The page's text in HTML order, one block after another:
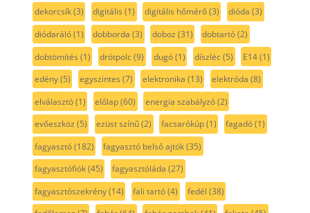
dekorcsík(3) digitális (1) digitális hőmérő(3) dióda (3)
diódaráló(1) dobborda (3) doboz (31) dobtartó(2)
dobtömítés (1) drótpolc(9) dugó(1) díszléc(5) E14(1)
edény(5) egyszintes (7) elektronika (13) elektróda (8)
elválasztó(1) előlap(60) energia szabályzó(2)
evőeszköz (5) ezüst színű(2) facsarókúp(1) fagadó(1)
fagyasztó(182) fagyasztó belső ajtók(35)
fagyasztófiók(45) fagyasztóláda (27)
fagyasztószekrény(14) fali tartó(4) fedél (38)